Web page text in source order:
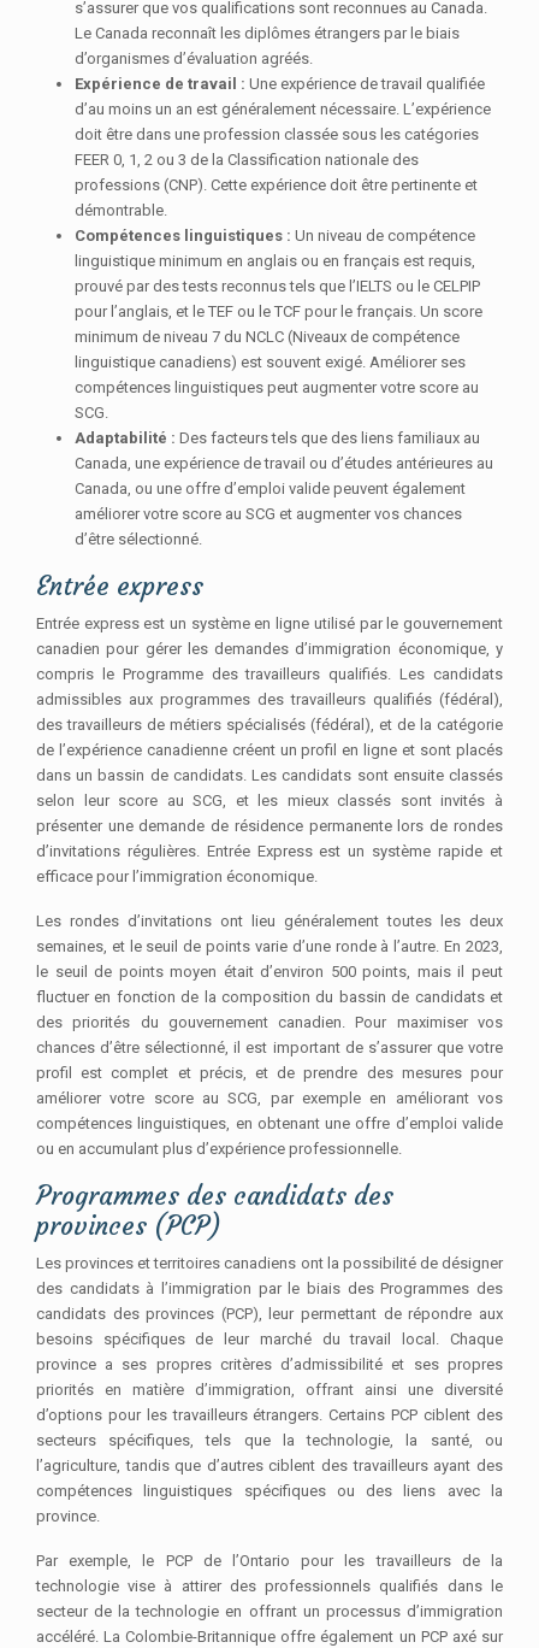
s’assurer que vos qualifications sont reconnues au Canada.
Le Canada reconnaît les diplômes étrangers par le biais
d’organismes d’évaluation agréés.
Expérience de travail : Une expérience de travail qualifiée
d’au moins un an est généralement nécessaire. L’expérience
doit être dans une profession classée sous les catégories
FEER 0, 1, 2 ou 3 de la Classification nationale des
professions (CNP). Cette expérience doit être pertinente et
démontrable.
Compétences linguistiques : Un niveau de compétence
linguistique minimum en anglais ou en français est requis,
prouvé par des tests reconnus tels que l’IELTS ou le CELPIP
pour l’anglais, et le TEF ou le TCF pour le français. Un score
minimum de niveau 7 du NCLC (Niveaux de compétence
linguistique canadiens) est souvent exigé. Améliorer ses
compétences linguistiques peut augmenter votre score au
SCG.
Adaptabilité : Des facteurs tels que des liens familiaux au
Canada, une expérience de travail ou d’études antérieures au
Canada, ou une offre d’emploi valide peuvent également
améliorer votre score au SCG et augmenter vos chances
d’être sélectionné.
Entrée express
Entrée express est un système en ligne utilisé par le gouvernement
canadien pour gérer les demandes d’immigration économique, y
compris le Programme des travailleurs qualifiés. Les candidats
admissibles aux programmes des travailleurs qualifiés (fédéral),
des travailleurs de métiers spécialisés (fédéral), et de la catégorie
de l’expérience canadienne créent un profil en ligne et sont placés
dans un bassin de candidats. Les candidats sont ensuite classés
selon leur score au SCG, et les mieux classés sont invités à
présenter une demande de résidence permanente lors de rondes
d’invitations régulières. Entrée Express est un système rapide et
efficace pour l’immigration économique.
Les rondes d’invitations ont lieu généralement toutes les deux
semaines, et le seuil de points varie d’une ronde à l’autre. En 2023,
le seuil de points moyen était d’environ 500 points, mais il peut
fluctuer en fonction de la composition du bassin de candidats et
des priorités du gouvernement canadien. Pour maximiser vos
chances d’être sélectionné, il est important de s’assurer que votre
profil est complet et précis, et de prendre des mesures pour
améliorer votre score au SCG, par exemple en améliorant vos
compétences linguistiques, en obtenant une offre d’emploi valide
ou en accumulant plus d’expérience professionnelle.
Programmes des candidats des
provinces (PCP)
Les provinces et territoires canadiens ont la possibilité de désigner
des candidats à l’immigration par le biais des Programmes des
candidats des provinces (PCP), leur permettant de répondre aux
besoins spécifiques de leur marché du travail local. Chaque
province a ses propres critères d’admissibilité et ses propres
priorités en matière d’immigration, offrant ainsi une diversité
d’options pour les travailleurs étrangers. Certains PCP ciblent des
secteurs spécifiques, tels que la technologie, la santé, ou
l’agriculture, tandis que d’autres ciblent des travailleurs ayant des
compétences linguistiques spécifiques ou des liens avec la
province.
Par exemple, le PCP de l’Ontario pour les travailleurs de la
technologie vise à attirer des professionnels qualifiés dans le
secteur de la technologie en offrant un processus d’immigration
accéléré. La Colombie-Britannique offre également un PCP axé sur